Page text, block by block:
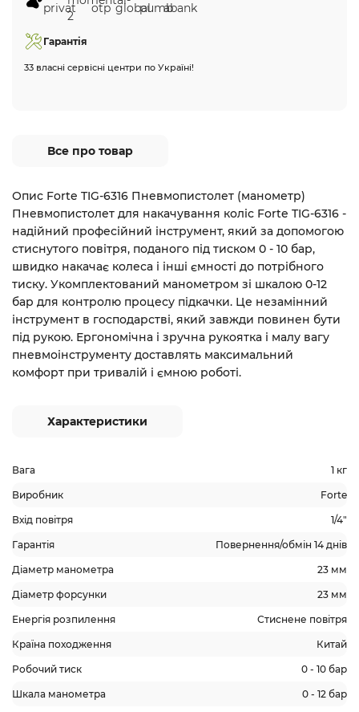
Гарантія
33 власні сервісні центри по Україні!
Все про товар
Опис Forte TIG-6316 Пневмопистолет (манометр)
Пневмопистолет для накачування коліс Forte TIG-6316 -
надійний професійний інструмент, який за допомогою
стиснутого повітря, поданого під тиском 0 - 10 бар,
швидко накачає колеса і інші ємності до потрібного
тиску. Укомплектований манометром зі шкалою 0-12
бар для контролю процесу підкачки. Це незамінний
інструмент в господарстві, який завжди повинен бути
під рукою. Ергономічна і зручна рукоятка і малу вагу
пневмоінструменту доставлять максимальний
комфорт при тривалій і ємною роботі.
Характеристики
Вага 1 кг
Виробник Forte
Вхід повітря 1/4"
Гарантія Повернення/обмін 14 днів
Діаметр манометра 23 мм
Діаметр форсунки 23 мм
Енергія розпилення Стиснене повітря
Країна походження Китай
Робочий тиск 0 - 10 бар
Шкала манометра 0 - 12 бар